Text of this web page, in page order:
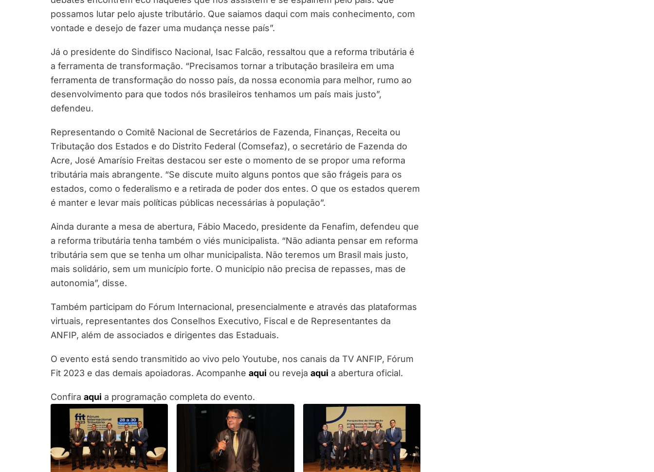
possamos lutar pelo ajuste tributário. Que saiamos daqui com mais conhecimento, com
vontade e desejo de fazer uma mudança nesse país”.
Já o presidente do Sindifisco Nacional, Isac Falcão, ressaltou que a reforma tributária é
a ferramenta de transformação. “Precisamos tornar a tributação brasileira em uma
ferramenta de transformação do nosso país, da nossa economia para melhor, rumo ao
desenvolvimento para que todos nós brasileiros tenhamos um país mais justo”,
defendeu.
Representando o Comitê Nacional de Secretários de Fazenda, Finanças, Receita ou
Tributação dos Estados e do Distrito Federal (Comsefaz), o secretário de Fazenda do
Acre, José Amarísio Freitas destacou ser este o momento de se propor uma reforma
tributária mais abrangente. “Se discute muito alguns pontos que são frágeis para os
estados, como o federalismo e a retirada de poder dos entes. O que os estados querem
é manter e levar mais políticas públicas necessárias à população”.
Ainda durante a mesa de abertura, Fábio Macedo, presidente da Fenafim, defendeu que
a reforma tributária tenha também o viés municipalista. “Não adianta pensar em reforma
tributária sem que se tenha um olhar municipalista. Não teremos um Brasil mais justo,
mais solidário, sem um município forte. O município não precisa de repasses, mas de
autonomia”, disse.
Também participam do Fórum Internacional, presencialmente e através das plataformas
virtuais, representantes dos Conselhos Executivo, Fiscal e de Representantes da
ANFIP, além de associados e dirigentes das Estaduais.
O evento está sendo transmitido ao vivo pelo Youtube, nos canais da TV ANFIP, Fórum
Fit 2023 e das demais apoiadoras. Acompanhe aqui ou reveja aqui a abertura oficial.
Confira aqui a programação completa do evento.